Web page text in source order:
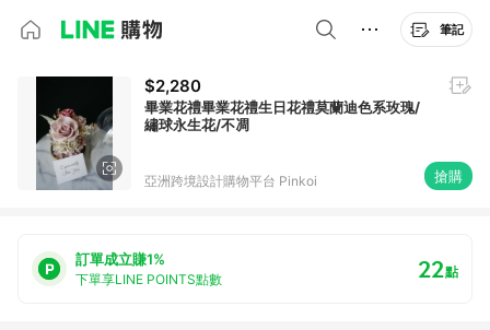
筆記
$2,280
畢業花禮畢業花禮生日花禮莫蘭迪色系玫瑰/
繡球永生花/不凋
亞洲跨境設計購物平台 Pinkoi 搶購
訂單成立賺1%
下單享LINE POINTS點數 22點